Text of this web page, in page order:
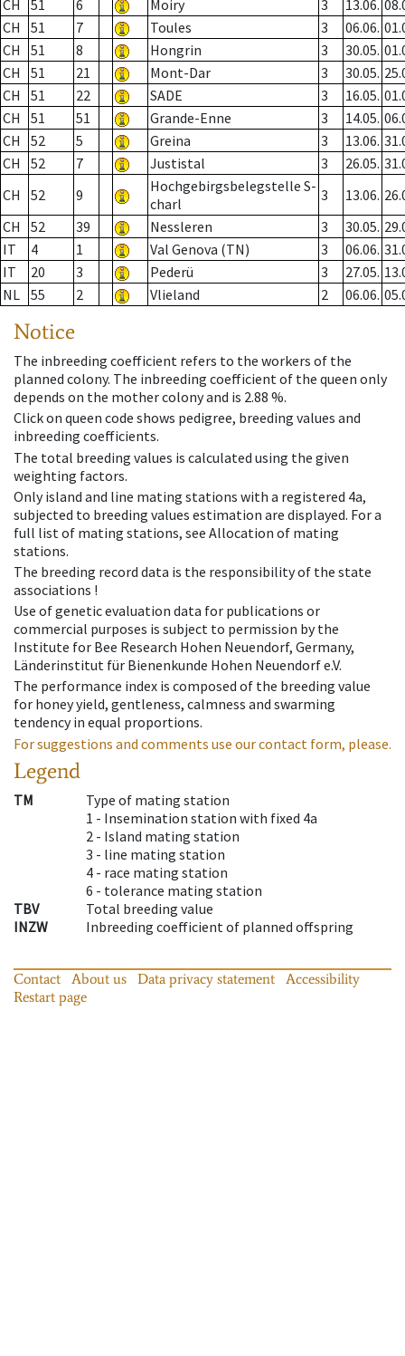
CH 51 6 Moiry 3 13.06.
CH
51 7 Toules 3 06.06.
CH
51 8 Hongrin 3 30.05.
CH
51 21 Mont-Dar 3 30.05.
CH
51 22 SADE 3 16.05.
CH
51 51 Grande-Enne 3 14.05.
CH
52 5 Greina 3 13.06.
CH
52 7 Justistal 3 26.05.
CH
52 9
Hochgebirgsbelegstelle S-
charl
3 13.06.
CH
52 39 Nessleren 3 30.05.
IT
4 1 Val Genova (TN) 3 06.06.
IT
20 3 Pederü 3 27.05.
NL 55 2 Vlieland 2 06.06.
Notice
The inbreeding coefficient refers to the workers of the
planned colony. The inbreeding coefficient of the queen only
depends on the mother colony and is 2.88 %.
Click on queen code shows pedigree, breeding values and
inbreeding coefficients.
The total breeding values is calculated using the given
weighting factors.
Only island and line mating stations with a registered 4a,
subjected to breeding values estimation are displayed. For a
full list of mating stations, see Allocation of mating
stations.
The breeding record data is the responsibility of the state
associations !
Use of genetic evaluation data for publications or
commercial purposes is subject to permission by the
Institute for Bee Research Hohen Neuendorf, Germany,
Länderinstitut für Bienenkunde Hohen Neuendorf e.V.
The performance index is composed of the breeding value
for honey yield, gentleness, calmness and swarming
tendency in equal proportions.
For suggestions and comments use our contact form, please.
Legend
TM
Type of mating station
1 - Insemination station with fixed 4a
2 - Island mating station
3 - line mating station
4 - race mating station
6 - tolerance mating station
TBV
Total breeding value
INZW
Inbreeding coefficient of planned offspring
Contact About us Data privacy statement
Accessibility
Restart page